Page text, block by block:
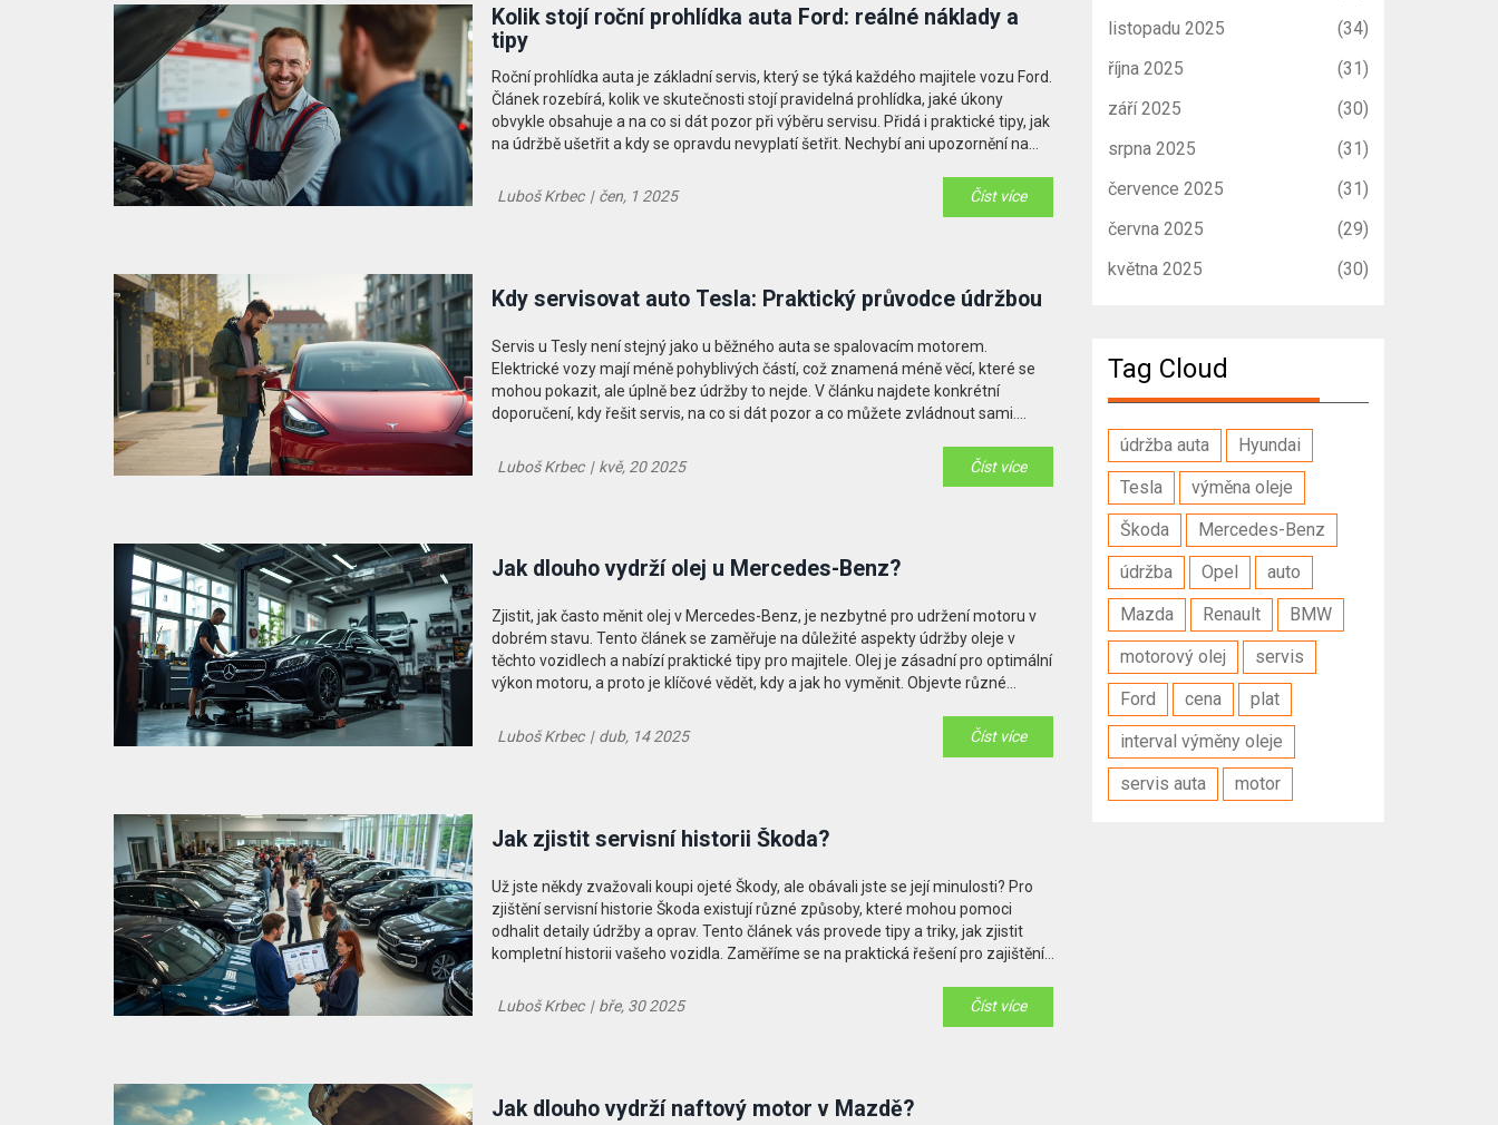
Kolik stojí roční prohlídka auta Ford: reálné náklady a
tipy
Roční prohlídka auta je základní servis, který se týká každého majitele vozu Ford.
Článek rozebírá, kolik ve skutečnosti stojí pravidelná prohlídka, jaké úkony
obvykle obsahuje a na co si dát pozor při výběru servisu. Přidá i praktické tipy, jak
na údržbě ušetřit a kdy se opravdu nevyplatí šetřit. Nechybí ani upozornění na
Luboš Krbec | čen, 1 2025 Číst více
Kdy servisovat auto Tesla: Praktický průvodce údržbou
Servis u Tesly není stejný jako u běžného auta se spalovacím motorem.
Elektrické vozy mají méně pohyblivých částí, což znamená méně věcí, které se
mohou pokazit, ale úplně bez údržby to nejde. V článku najdete konkrétní
doporučení, kdy řešit servis, na co si dát pozor a co můžete zvládnout sami.
životnost své Tesly. Hodí se znát i pár faktů o zárukách a častých mýtech kolem
Luboš Krbec | kvě, 20 2025 Číst více
Jak dlouho vydrží olej u Mercedes-Benz?
Zjistit, jak často měnit olej v Mercedes-Benz, je nezbytné pro udržení motoru v
dobrém stavu. Tento článek se zaměřuje na důležité aspekty údržby oleje v
těchto vozidlech a nabízí praktické tipy pro majitele. Olej je zásadní pro optimální
výkon motoru, a proto je klíčové vědět, kdy a jak ho vyměnit. Objevte různé
auto jelo jako nové.
Luboš Krbec | dub, 14 2025 Číst více
Jak zjistit servisní historii Škoda?
Už jste někdy zvažovali koupi ojeté Škody, ale obávali jste se její minulosti? Pro
zjištění servisní historie Škoda existují různé způsoby, které mohou pomoci
odhalit detaily údržby a oprav. Tento článek vás provede tipy a triky, jak zjistit
kompletní historii vašeho vozidla. Zaměříme se na praktická řešení pro zajištění
na co si dát pozor při kontrole historie vozů Škoda.
Luboš Krbec | bře, 30 2025 Číst více
Jak dlouho vydrží naftový motor v Mazdě?
listopadu 2025
(34)
října 2025
(31)
září 2025
(30)
srpna 2025
(31)
července 2025
(31)
června 2025
(29)
května 2025
(30)
Tag Cloud
údržba auta
Hyundai
Tesla
výměna oleje
Škoda
Mercedes-Benz
údržba
Opel
auto
Mazda
Renault
BMW
motorový olej
servis
Ford
cena
plat
interval výměny oleje
servis auta
motor